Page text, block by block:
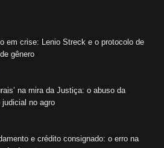
em crise: Lenio Streck e o protocolo de
gênero
na mira da Justiça: o abuso da
judicial no agro
e crédito consignado: o erro na